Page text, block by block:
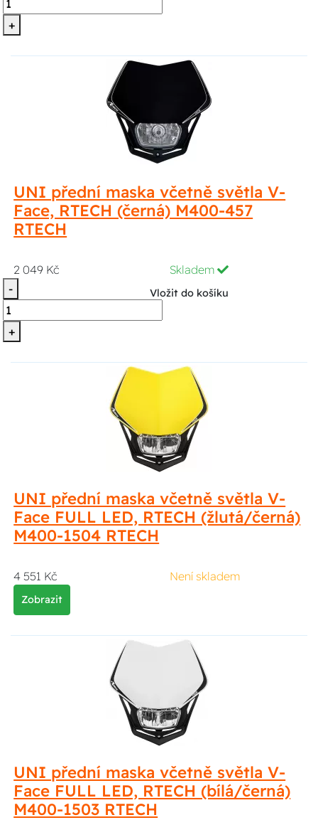
+
UNI přední maska včetně světla V-
Face, RTECH (černá) M400-457
RTECH
2 049 Kč
Skladem
-
+
Vložit do košíku
UNI přední maska včetně světla V-
Face FULL LED, RTECH (žlutá/černá)
M400-1504 RTECH
4 551 Kč Není skladem
Zobrazit
UNI přední maska včetně světla V-
Face FULL LED, RTECH (bílá/černá)
M400-1503 RTECH